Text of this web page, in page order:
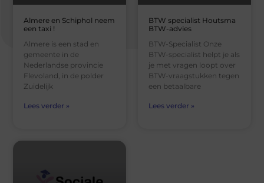
Almere en Schiphol neem
een taxi !
Almere is een stad en
gemeente in de
Nederlandse provincie
Flevoland, in de polder
Zuidelijk
Lees verder »
BTW specialist Houtsma
BTW-advies
BTW-Specialist Onze
BTW-specialist helpt je als
je met vragen loopt over
BTW-vraagstukken tegen
een betaalbare
Lees verder »